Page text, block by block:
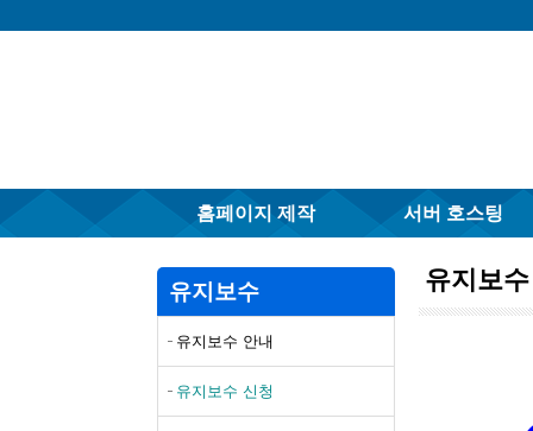
홈페이지 제작 서버 호스팅
유지보
유지보수
유지보수 안내
유지보수 신청